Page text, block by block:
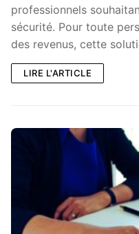
professionnels
sécurité. Pour toute
des revenus, cette
LIRE L'ARTICLE